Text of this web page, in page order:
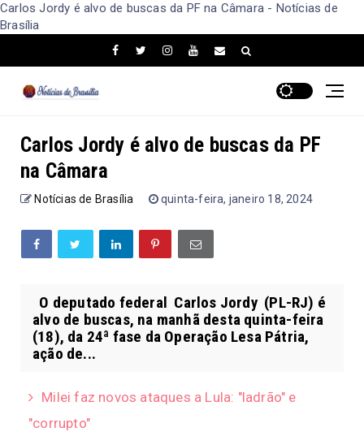
Carlos Jordy é alvo de buscas da PF na Câmara - Notícias de
Brasília
Carlos Jordy é alvo de buscas da PF
na Câmara
Notícias de Brasília quinta-feira, janeiro 18, 2024
O deputado federal Carlos Jordy (PL-RJ) é
alvo de buscas, na manhã desta quinta-feira
(18), da 24ª fase da Operação Lesa Pátria,
ação de...
Milei faz novos ataques a Lula: "ladrão" e
"corrupto"